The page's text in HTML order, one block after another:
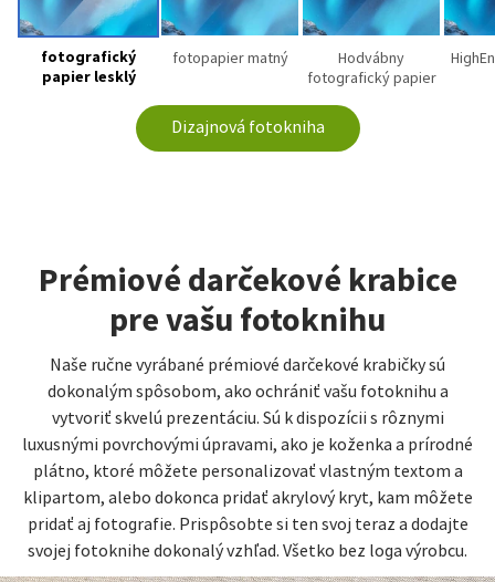
fotografický
papier lesklý
fotopapier matný
Hodvábny
fotografický papier
Dizajnová fotokniha
Prémiové darčekové krabice
pre vašu fotoknihu
Naše ručne vyrábané prémiové darčekové krabičky sú
dokonalým spôsobom, ako ochrániť vašu fotoknihu a
vytvoriť skvelú prezentáciu. Sú k dispozícii s rôznymi
luxusnými povrchovými úpravami, ako je koženka a prírodné
plátno, ktoré môžete personalizovať vlastným textom a
klipartom, alebo dokonca pridať akrylový kryt, kam môžete
pridať aj fotografie. Prispôsobte si ten svoj teraz a dodajte
svojej fotoknihe dokonalý vzhľad. Všetko bez loga výrobcu.